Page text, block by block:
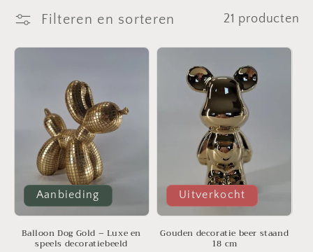
Filteren en sorteren 21 producten
Aanbieding
Balloon Dog Gold – Luxe en
speels decoratiebeeld
Uitverkocht
Gouden decoratie beer staand
18 cm